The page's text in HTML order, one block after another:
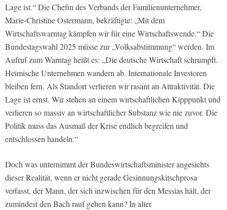
Lage ist.“ Die Chefin des Verbands der Familienunternehmer,
Marie-Christine Ostermann, bekräftigte: „Mit dem
Wirtschaftswarntag kämpfen wir für eine Wirtschaftswende.“ Die
Bundestagswahl 2025 müsse zur „Volksabstimmung“ werden. Im
Aufruf zum Warntag heißt es: „Die deutsche Wirtschaft schrumpft.
Heimische Unternehmen wandern ab. Internationale Investoren
bleiben fern. Als Standort verlieren wir rasant an Attraktivität. Die
Lage ist ernst. Wir stehen an einem wirtschaftlichen Kipppunkt und
verlieren so massiv an wirtschaftlicher Substanz wie nie zuvor. Die
Politik muss das Ausmaß der Krise endlich begreifen und
entschlossen handeln.“
Doch was unternimmt der Bundeswirtschaftsminister angesichts
dieser Realität, wenn er nicht gerade Gesinnungskitschprosa
verfasst, der Mann, der sich inzwischen für den Messias hält, der
zumindest den Bach rauf gehen kann? In alter